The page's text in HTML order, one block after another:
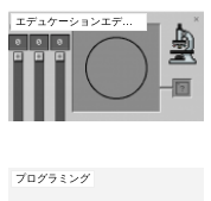
エデュケーションエディション
プログラミング